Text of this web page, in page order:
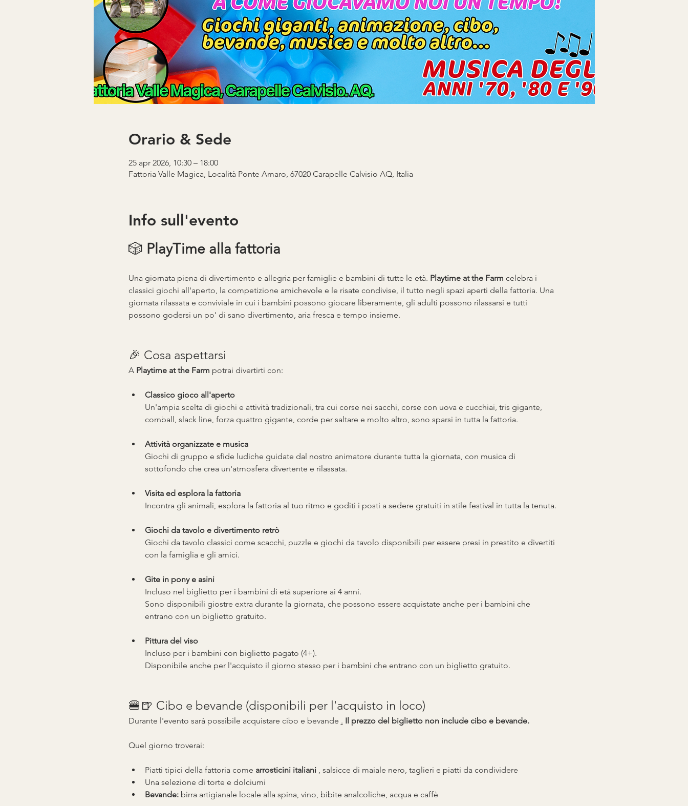
Orario & Sede
25 apr 2026, 10:30 – 18:00
Fattoria Valle Magica, Località Ponte Amaro, 67020 Carapelle Calvisio AQ, Italia
Info sull'evento
🎲 PlayTime alla fattoria
Una giornata piena di divertimento e allegria per famiglie e bambini di tutte le età. Playtime at the Farm celebra i
classici giochi all'aperto, la competizione amichevole e le risate condivise, il tutto negli spazi aperti della fattoria. Una
giornata rilassata e conviviale in cui i bambini possono giocare liberamente, gli adulti possono rilassarsi e tutti
possono godersi un po' di sano divertimento, aria fresca e tempo insieme.
🎉 Cosa aspettarsi
A Playtime at the Farm potrai divertirti con:
Classico gioco all'aperto
Un'ampia scelta di giochi e attività tradizionali, tra cui corse nei sacchi, corse con uova e cucchiai, tris gigante,
cornball, slack line, forza quattro gigante, corde per saltare e molto altro, sono sparsi in tutta la fattoria.
Attività organizzate e musica
Giochi di gruppo e sfide ludiche guidate dal nostro animatore durante tutta la giornata, con musica di
sottofondo che crea un'atmosfera divertente e rilassata.
Visita ed esplora la fattoria
Incontra gli animali, esplora la fattoria al tuo ritmo e goditi i posti a sedere gratuiti in stile festival in tutta la tenuta.
Giochi da tavolo e divertimento retrò
Giochi da tavolo classici come scacchi, puzzle e giochi da tavolo disponibili per essere presi in prestito e divertiti
con la famiglia e gli amici.
Gite in pony e asini
Incluso nel biglietto per i bambini di età superiore ai 4 anni.
Sono disponibili giostre extra durante la giornata, che possono essere acquistate anche per i bambini che
entrano con un biglietto gratuito.
Pittura del viso
Incluso per i bambini con biglietto pagato (4+).
Disponibile anche per l'acquisto il giorno stesso per i bambini che entrano con un biglietto gratuito.
🍔🍺 Cibo e bevande (disponibili per l'acquisto in loco)
Durante l'evento sarà possibile acquistare cibo e bevande . Il prezzo del biglietto non include cibo e bevande.
Quel giorno troverai:
Piatti tipici della fattoria come arrosticini italiani , salsicce di maiale nero, taglieri e piatti da condividere
Una selezione di torte e dolciumi
Bevande: birra artigianale locale alla spina, vino, bibite analcoliche, acqua e caffè